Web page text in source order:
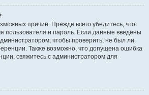
причин. Прежде всего убедитесь, что
пользователя и пароль. Если данные введены
чтобы проверить, не был ли
Также возможно, что допущена ошибка
свяжитесь с администратором для